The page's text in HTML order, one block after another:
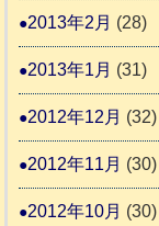
2013年2月 (28)
2013年1月 (31)
2012年12月 (32)
2012年11月 (30)
2012年10月 (30)